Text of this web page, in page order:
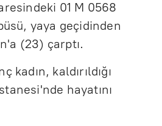
01 M 0568
yaya geçidinden
(23) çarptı.
kadın, kaldırıldığı
hayatını